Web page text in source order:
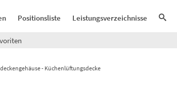
Positionsliste Leistungsverzeichnisse
- Küchenlüftungsdecke